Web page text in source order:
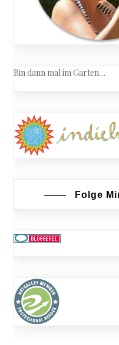
Bin dann mal im Garten…
Folge